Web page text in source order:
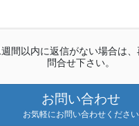
週間以内に返信がない場合は、
問合せ下さい。
お問い合わせ
お気軽にお問い合わせください